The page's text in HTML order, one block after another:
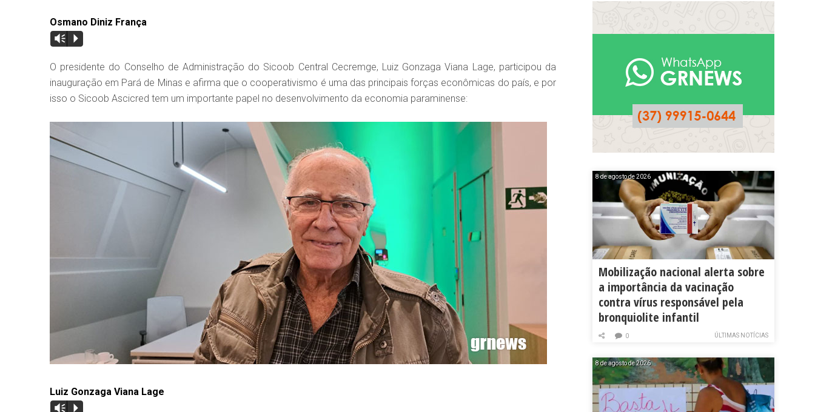
Osmano Diniz França
Vm P
O presidente do Conselho de Administração do Sicoob Central Cecremge, Luiz Gonzaga Viana Lage, participou da
inauguração em Pará de Minas e afirma que o cooperativismo é uma das principais forças econômicas do país, e por
isso o Sicoob Ascicred tem um importante papel no desenvolvimento da economia paraminense:
Luiz Gonzaga Viana Lage
Vm P
8 de agosto de 2026
Mobilização nacional alerta sobre
a importância da vacinação
contra vírus responsável pela
bronquiolite infantil
ÚLTIMAS NOTÍCIAS
0
8 de agosto de 2026